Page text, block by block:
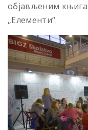
објављеним
„Елементи“.